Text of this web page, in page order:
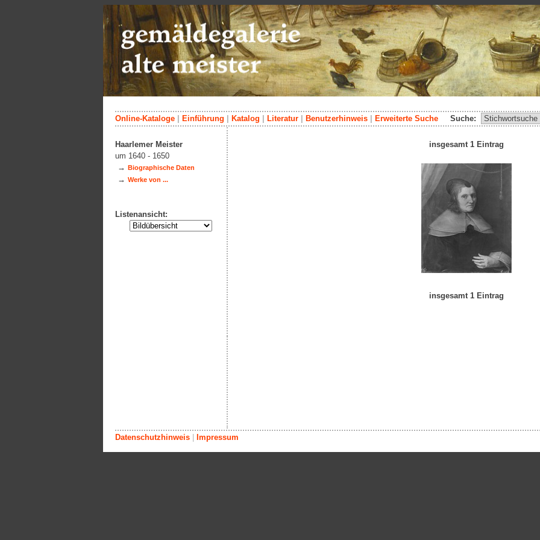
Suche:
Online-Kataloge Einführung Katalog Literatur Benutzerhinweis Erweiterte Suche
insgesamt 1 Eintrag
insgesamt 1 Eintrag
Haarlemer Meister
um 1640 - 1650
→ Biographische Daten
→ Werke von ...
Listenansicht:
Datenschutzhinweis Impressum